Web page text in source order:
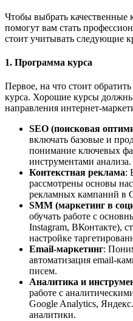
Чтобы выбрать качественные
помогут вам стать
стоит учитывать следующие
1. Программа курса
Первое, на что стоит
курса. Хорошие курсы
направления интернет-
SEO (поисковая
включать базовые и
понимание ключевых
инструментами анализа.
Контекстная реклама:
рассмотрены основы
рекламных кампаний в
SMM (маркетинг в
обучать работе с
Instagram, ВКонтакте),
настройке
Email-маркетинг:
автоматизация email-
писем.
Аналитика и
работе с
Google Analytics,
аналитики.